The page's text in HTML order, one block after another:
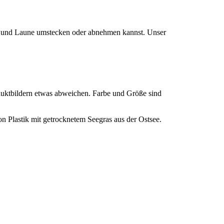
Laune umstecken oder abnehmen kannst. Unser
etwas abweichen. Farbe und Größe sind
mit getrocknetem Seegras aus der Ostsee.